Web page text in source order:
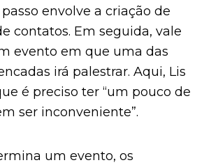
envolve a criação de
contatos. Em seguida, vale
evento em que uma das
irá palestrar. Aqui, Lis
é preciso ter “um pouco de
ser inconveniente”.
um evento, os